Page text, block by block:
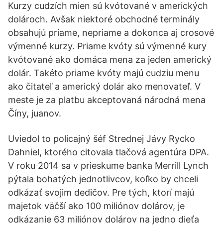
Kurzy cudzích mien sú kvótované v amerických
dolároch. Avšak niektoré obchodné terminály
obsahujú priame, nepriame a dokonca aj crosové
výmenné kurzy. Priame kvóty sú výmenné kury
kvótované ako domáca mena za jeden americký
dolár. Takéto priame kvóty majú cudziu menu
ako čitateľ a americký dolár ako menovateľ. V
meste je za platbu akceptovaná národná mena
Číny, juanov.
Uviedol to policajný šéf Strednej Jávy Rycko
Dahniel, ktorého citovala tlačová agentúra DPA.
V roku 2014 sa v prieskume banka Merrill Lynch
pýtala bohatých jednotlivcov, koľko by chceli
odkázať svojim dedičov. Pre tých, ktorí majú
majetok väčší ako 100 miliónov dolárov, je
odkázanie 63 miliónov dolárov na jedno dieťa